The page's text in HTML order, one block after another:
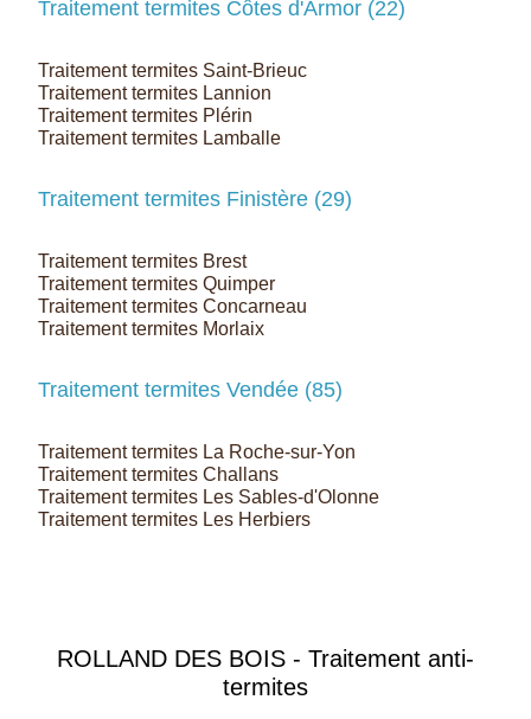
Traitement termites Côtes d'Armor (22)
Traitement termites Saint-Brieuc
Traitement termites Lannion
Traitement termites Plérin
Traitement termites Lamballe
Traitement termites Finistère (29)
Traitement termites Brest
Traitement termites Quimper
Traitement termites Concarneau
Traitement termites Morlaix
Traitement termites Vendée (85)
Traitement termites La Roche-sur-Yon
Traitement termites Challans
Traitement termites Les Sables-d'Olonne
Traitement termites Les Herbiers
ROLLAND DES BOIS - Traitement anti-
termites